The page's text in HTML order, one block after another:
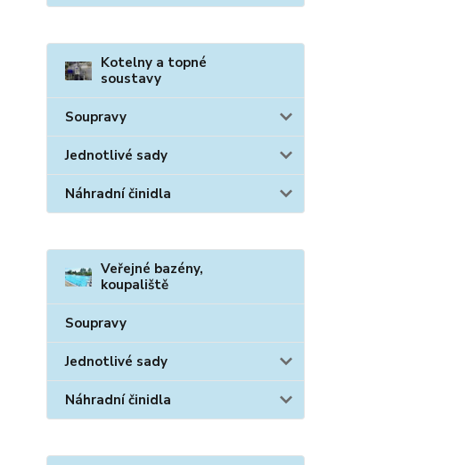
Kotelny a topné
soustavy
Soupravy
Jednotlivé sady
Náhradní činidla
Veřejné bazény,
koupaliště
Soupravy
Jednotlivé sady
Náhradní činidla